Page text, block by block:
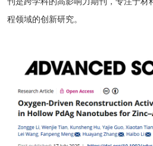
程领域的创新研究。